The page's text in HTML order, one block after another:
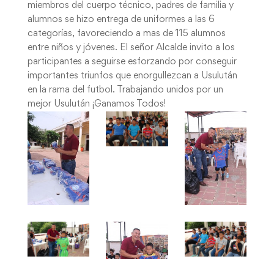
miembros del cuerpo técnico, padres de familia y
alumnos se hizo entrega de uniformes a las 6
categorías, favoreciendo a mas de 115 alumnos
entre niños y jóvenes. El señor Alcalde invito a los
participantes a seguirse esforzando por conseguir
importantes triunfos que enorgullezcan a Usulután
en la rama del futbol. Trabajando unidos por un
mejor Usulután ¡Ganamos Todos!